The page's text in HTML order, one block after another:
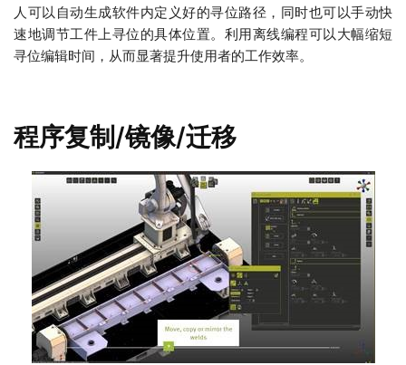
人可以自动生成软件内定义好的寻位路径，同时也可以手动快
速地调节工件上寻位的具体位置。利用离线编程可以大幅缩短
寻位编辑时间，从而显著提升使用者的工作效率。
程序复制/镜像/迁移